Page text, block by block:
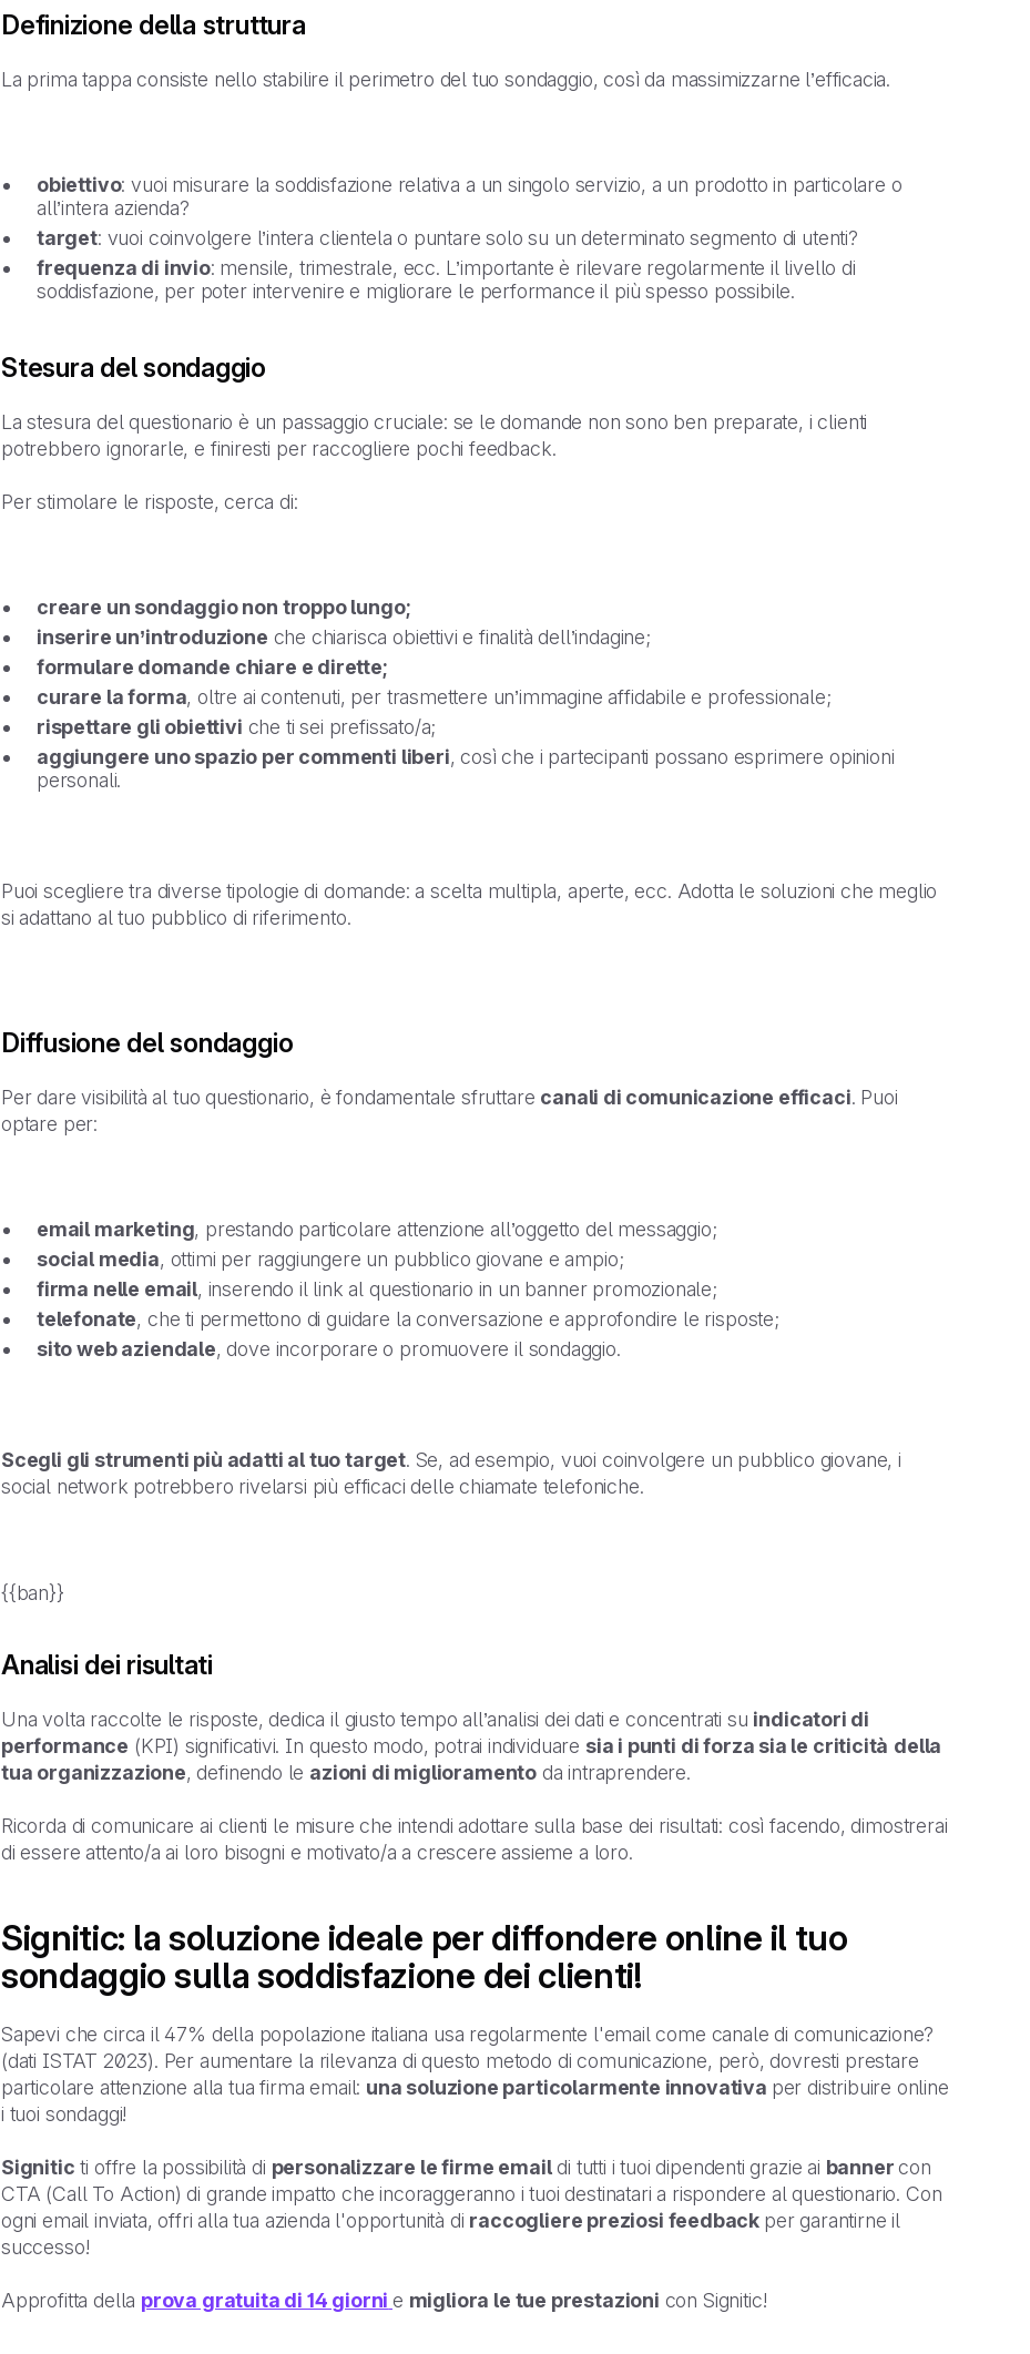
Definizione della struttura
La prima tappa consiste nello stabilire il perimetro del tuo sondaggio, così da massimizzarne l’efficacia.
obiettivo: vuoi misurare la soddisfazione relativa a un singolo servizio, a un prodotto in particolare o
all’intera azienda?
target: vuoi coinvolgere l’intera clientela o puntare solo su un determinato segmento di utenti?
frequenza di invio: mensile, trimestrale, ecc. L’importante è rilevare regolarmente il livello di
soddisfazione, per poter intervenire e migliorare le performance il più spesso possibile.
Stesura del sondaggio
La stesura del questionario è un passaggio cruciale: se le domande non sono ben preparate, i clienti
potrebbero ignorarle, e finiresti per raccogliere pochi feedback.
Per stimolare le risposte, cerca di:
creare un sondaggio non troppo lungo;
inserire un’introduzione che chiarisca obiettivi e finalità dell’indagine;
formulare domande chiare e dirette;
curare la forma, oltre ai contenuti, per trasmettere un’immagine affidabile e professionale;
rispettare gli obiettivi che ti sei prefissato/a;
aggiungere uno spazio per commenti liberi, così che i partecipanti possano esprimere opinioni
personali.
Puoi scegliere tra diverse tipologie di domande: a scelta multipla, aperte, ecc. Adotta le soluzioni che meglio
si adattano al tuo pubblico di riferimento.
Diffusione del sondaggio
Per dare visibilità al tuo questionario, è fondamentale sfruttare canali di comunicazione efficaci. Puoi
optare per:
email marketing, prestando particolare attenzione all’oggetto del messaggio;
social media, ottimi per raggiungere un pubblico giovane e ampio;
firma nelle email, inserendo il link al questionario in un banner promozionale;
telefonate, che ti permettono di guidare la conversazione e approfondire le risposte;
sito web aziendale, dove incorporare o promuovere il sondaggio.
Scegli gli strumenti più adatti al tuo target. Se, ad esempio, vuoi coinvolgere un pubblico giovane, i
social network potrebbero rivelarsi più efficaci delle chiamate telefoniche.
{{ban}}
Analisi dei risultati
Una volta raccolte le risposte, dedica il giusto tempo all’analisi dei dati e concentrati su indicatori di
performance (KPI) significativi. In questo modo, potrai individuare sia i punti di forza sia le criticità della
tua organizzazione, definendo le azioni di miglioramento da intraprendere.
Ricorda di comunicare ai clienti le misure che intendi adottare sulla base dei risultati: così facendo, dimostrerai
di essere attento/a ai loro bisogni e motivato/a a crescere assieme a loro.
Signitic: la soluzione ideale per diffondere online il tuo
sondaggio sulla soddisfazione dei clienti!
Sapevi che circa il 47% della popolazione italiana usa regolarmente l'email come canale di comunicazione?
(dati ISTAT 2023). Per aumentare la rilevanza di questo metodo di comunicazione, però, dovresti prestare
particolare attenzione alla tua firma email: una soluzione particolarmente innovativa per distribuire online
i tuoi sondaggi!
Signitic ti offre la possibilità di personalizzare le firme emaildi tutti i tuoi dipendenti grazie ai banner con
CTA (Call To Action) di grande impatto che incoraggeranno i tuoi destinatari a rispondere al questionario. Con
ogni email inviata, offri alla tua azienda l'opportunità di raccogliere preziosi feedback per garantirne il
successo!
Approfitta della prova gratuita di 14 giorni e migliora le tue prestazioni con Signitic!